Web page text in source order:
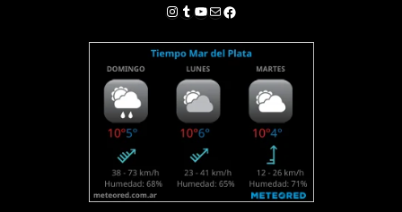
Instagram
Tumblr
YouTube
Correo electrónico
Facebook